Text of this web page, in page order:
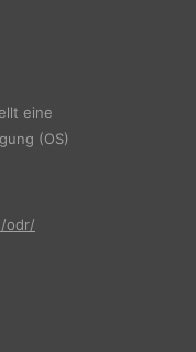
eine
(OS)
odr/